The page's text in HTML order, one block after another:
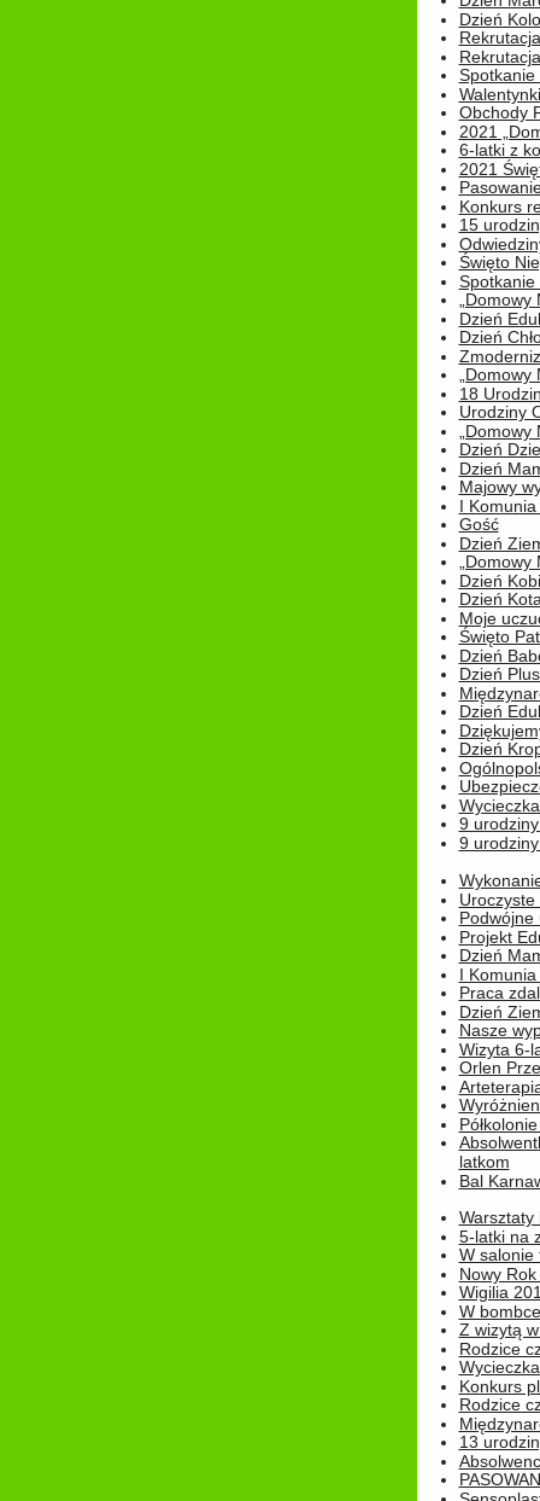
Dzień
Rekrutacja
Spotkanie
Obchody
2021
6-latki z
2021
Konkurs
15
Święto
Spotkanie
Dzień
Dzień
18
Urodziny
Dzień
Dzień
Majowy
I
Gość
Dzień
Dzień
Dzień
Moje
Święto
Dzień
Dzień
Dzień
Dzień
9
9
Podwójne
Projekt
Dzień
I
Praca
Dzień
Nasze
Wizyta 6-
Orlen
latkom
Bal
Warsztaty
5-latki na
W salonie
Nowy
Wigilia
W bombce
Z wizytą
Rodzice
Konkurs
Rodzice
13